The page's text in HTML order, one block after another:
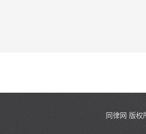
同律网 版权